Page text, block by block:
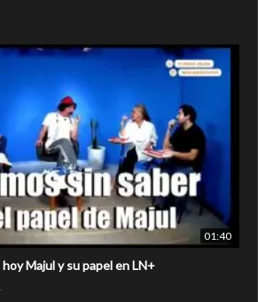
01:40
Majul y su papel en LN+